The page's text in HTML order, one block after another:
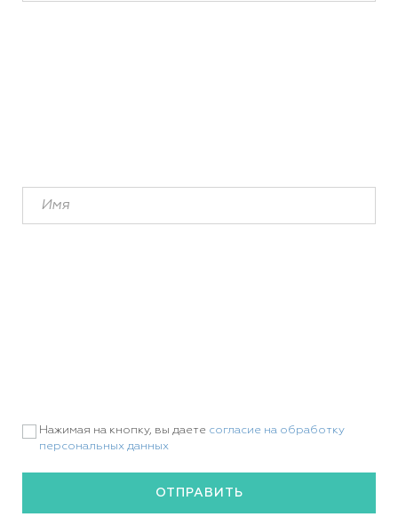
Нажимая на кнопку, вы даете согласие на обработку
персональных данных